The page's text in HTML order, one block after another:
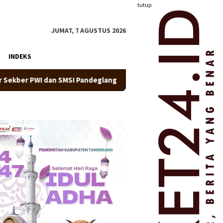
tutup
JUMAT, 7 AGUSTUS 2026
INDEKS
Pandeglang Resmi Pimpin Kelurahan Sangiang